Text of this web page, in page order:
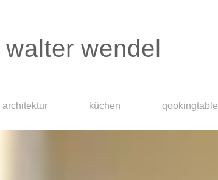
walter wendel
architektur küchen qookingtable